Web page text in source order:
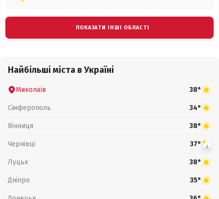
ПОКАЗАТИ ІНШІ ОБЛАСТІ
Найбільші міста в Україні
Миколаїв 38°
Сімферополь 34°
Вінниця 38°
Чернівці 37°
Луцьк 38°
Дніпро 35°